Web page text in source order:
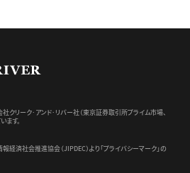
クリーク･アンド･リバー社（東京証券取引所プライム市場、
ます。
経済社会推進協会（JIPDEC）より 「プライバシーマーク」の